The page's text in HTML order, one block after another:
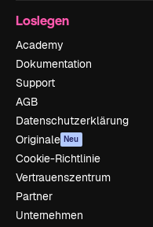
Loslegen
Academy
Dokumentation
Support
AGB
Datenschutzerklärung
Originale Neu
Cookie-Richtlinie
Vertrauenszentrum
Partner
Unternehmen